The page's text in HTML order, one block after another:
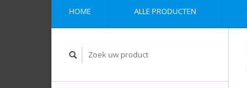
HOME ALLE PRODUCTEN